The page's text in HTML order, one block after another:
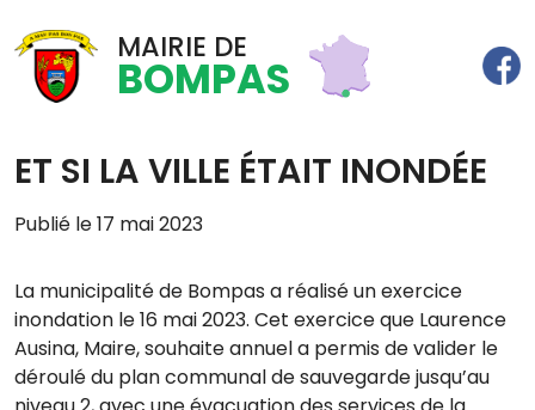
MAIRIE DE
BOMPAS
ET SI LA VILLE ÉTAIT INONDÉE
Publié le 17 mai 2023
La municipalité de Bompas a réalisé un exercice
inondation le 16 mai 2023. Cet exercice que Laurence
Ausina, Maire, souhaite annuel a permis de valider le
déroulé du plan communal de sauvegarde jusqu’au